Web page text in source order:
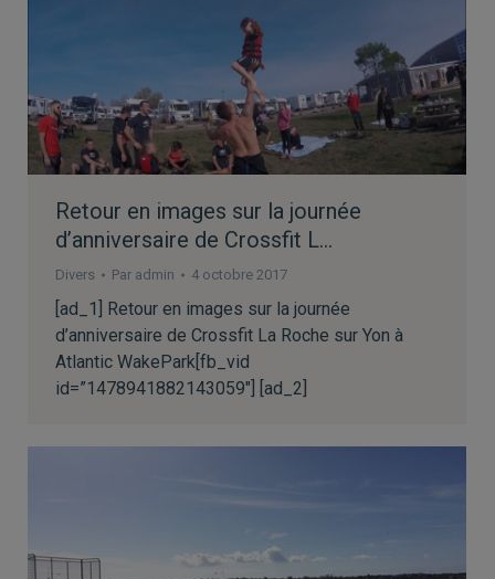
Retour en images sur la journée
d’anniversaire de Crossfit L…
Divers Par admin 4 octobre 2017
[ad_1] Retour en images sur la journée
d’anniversaire de Crossfit La Roche sur Yon à
Atlantic WakePark[fb_vid
id=”1478941882143059″] [ad_2]